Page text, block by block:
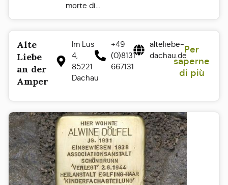
morte di...
Alte
Liebe
an der
Amper
Im Lus
4,
85221
Dachau
+49
(0)8131
667131
alteliebe-
dachau.de
Per
saperne
di più